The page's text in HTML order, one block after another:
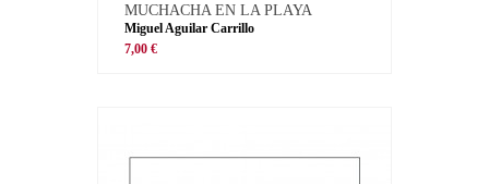
MUCHACHA EN LA PLAYA
Miguel Aguilar Carrillo
7,00 €